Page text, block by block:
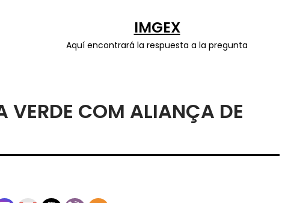
IMGEX
Aquí encontrará la respuesta a la pregunta
VERDE COM ALIANÇA DE